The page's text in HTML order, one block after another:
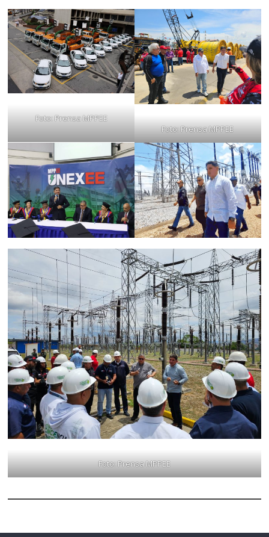
Foto: Prensa MPPEE
Foto: Prensa MPPEE
Foto: Prensa MPPEE